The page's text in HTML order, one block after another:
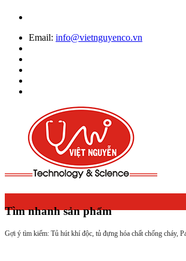
Email: info@vietnguyenco.vn
Tìm nhanh sản phẩm
Gợi ý tìm kiếm: Tủ hút khí độc, tủ đựng hóa chất chống cháy,